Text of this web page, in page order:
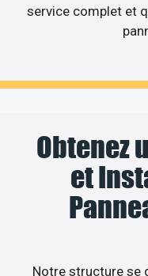
service complet et
Obtenez
et
Notre structure se